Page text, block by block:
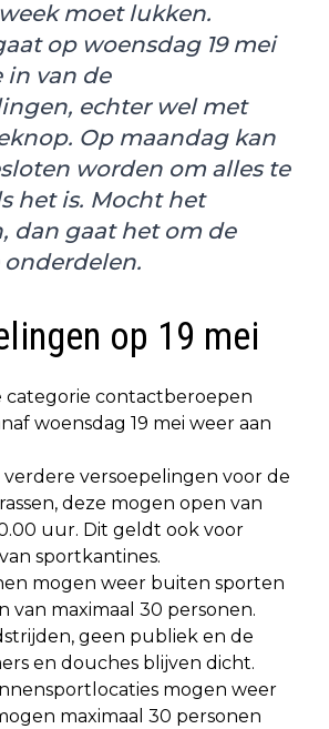
moet lukken.
op woensdag 19 mei
in van de
echter wel met
Op maandag kan
worden om alles te
het is. Mocht het
dan gaat het om de
op 19 mei
categorie contactberoepen
woensdag 19 mei weer aan
verdere versoepelingen voor de
deze mogen open van
uur. Dit geldt ook voor
sportkantines.
mogen weer buiten sporten
van maximaal 30 personen.
geen publiek en de
en douches blijven dicht.
mogen weer
maximaal 30 personen